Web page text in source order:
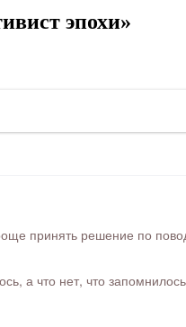
эпохи»
принять решение по
а что нет, что